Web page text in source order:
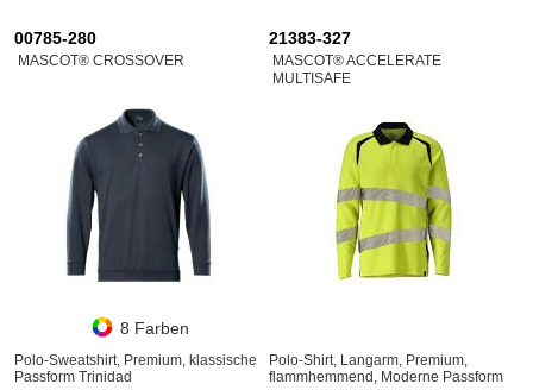
00785-280
MASCOT® CROSSOVER
8 Farben
Polo-Sweatshirt, Premium, klassische
Passform Trinidad
21383-327
MASCOT® ACCELERATE
MULTISAFE
Polo-Shirt, Langarm, Premium,
flammhemmend, Moderne Passform